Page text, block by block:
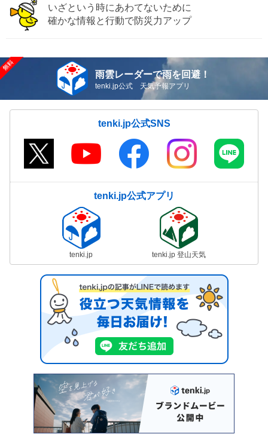
いざという時にあわてないために
確かな情報と行動で防災力アップ
雨雲レーダーで雨を回避！
tenki.jp公式 天気予報アプリ
tenki.jp公式SNS
tenki.jp公式アプリ
tenki.jp tenki.jp 登山天気